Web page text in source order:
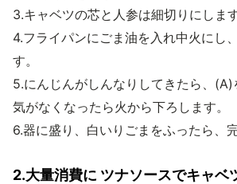
3.キャベツの芯と人参は細切りにします
4.フライパンにごま油を入れ中火にし
す。
5.にんじんがしんなりしてきたら、
気がなくなったら火から下ろします。
6.器に盛り、白いりごまをふったら、完
2.大量消費に ツナソースでキャベ